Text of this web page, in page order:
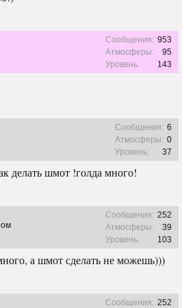
Сообщения: 953
Атмосферы:
95
Уровень:
143
Сообщения: 6
Атмосферы: 0
Уровень:
37
делать шмот !голда много!
Сообщения: 252
Атмосферы:
39
Уровень:
103
а шмот сделать не можешь)))
Сообщения: 252